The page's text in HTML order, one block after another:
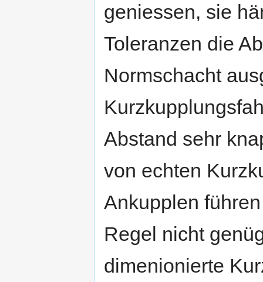
geniessen, sie
Toleranzen die
Normschacht
Abstand sehr
von echten
Ankupplen
Regel nicht
dimenionierte